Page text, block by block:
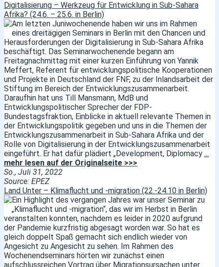
Digitalisierung – Werkzeug für Entwicklung in Sub-Sahara
Afrika? (24.6. – 25.6. in Berlin)
Am letzten Juniwochenende haben wir uns im Rahmen
eines dreitägigen Seminars in Berlin mit den Chancen und
Herausforderungen der Digitalisierung in Sub-Sahara Afrika
beschäftigt. Das Seminarwochenende begann am
Freitagnachmittag mit einer kurzen Einführung von Yannik
Meffert, Referent für entwicklungspolitische Kooperationen
und Projekte in Deutschland der FNF, zu der Inlandsarbeit der
Stiftung im Bereich der Entwicklungszusammenarbeit.
Daraufhin hat uns Till Mansmann, MdB und
Entwicklungspolitischer Sprecher der FDP-
Bundestagsfraktion, Einblicke in aktuell relevante Themen in
der Entwicklungspolitik gegeben und uns in die Themen der
Entwicklungszusammenarbeit in Sub-Sahara Afrika und der
Rolle von Digitalisierung in der Entwicklungszusammenarbeit
eingeführt. Er hat dafür plädiert „Development, Diplomacy ...
mehr lesen auf der Originalseite >>>
So., Juli 31, 2022
Source: EPEZ
Land Unter – Klimaflucht und -migration (22.-24.10 in Berlin)
Ein Highlight des vergangen Jahres war unser Seminar zu
„Klimaflucht und -migration“, das wir im Herbst in Berlin
veranstalten konnten, nachdem es leider in 2020 aufgrund
der Pandemie kurzfristig abgesagt worden war. So hat es
gleich doppelt Spaß gemacht sich endlich wieder von
Angesicht zu Angesicht zu sehen. Im Rahmen des
Wochenendseminars hörten wir zunächst einen
aufschlussreichen Vortrag über Migrationsursachen unter